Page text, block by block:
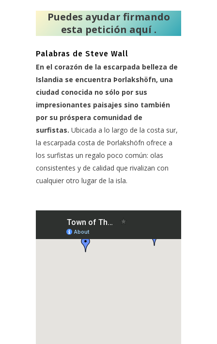
Puedes ayudar firmando
esta petición aquí.
Palabras de Steve Wall
En el corazón de la escarpada belleza de
Islandia se encuentra Þorlakshöfn, una
ciudad conocida no sólo por sus
impresionantes paisajes sino también
por su próspera comunidad de
surfistas. Ubicada a lo largo de la costa sur,
la escarpada costa de Þorlakshöfn ofrece a
los surfistas un regalo poco común: olas
consistentes y de calidad que rivalizan con
cualquier otro lugar de la isla.